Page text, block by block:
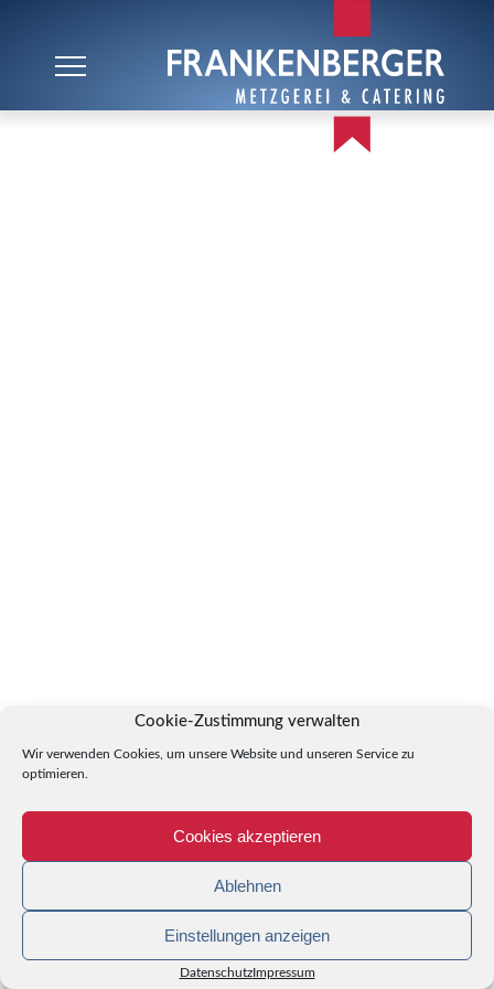
Cookie-Zustimmung verwalten
Wir verwenden Cookies, um unsere Website und unseren Service zu
optimieren.
Cookies akzeptieren
Ablehnen
Einstellungen anzeigen
DatenschutzImpressum